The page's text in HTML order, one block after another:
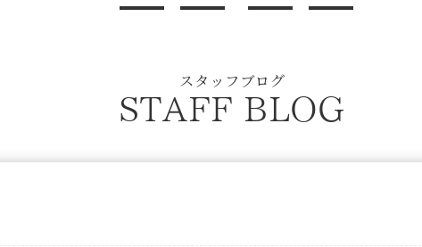
スタッフブログ
STAFF BLOG